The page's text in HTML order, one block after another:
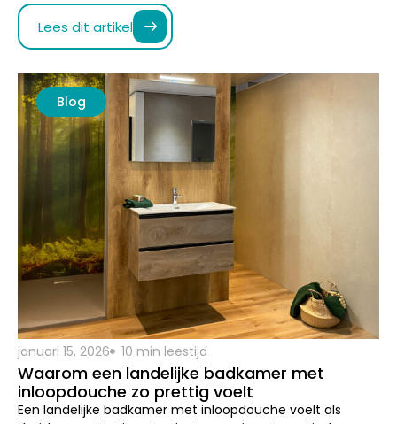
januari 15, 2026 10 min leestijd
Waarom een landelijke badkamer met
inloopdouche zo prettig voelt
Een landelijke badkamer met inloopdouche voelt als
thuiskomen. Het is zo’n ruimte waar je automatisch
rustiger wordt zodra je binnenstapt….
Lees dit artikel